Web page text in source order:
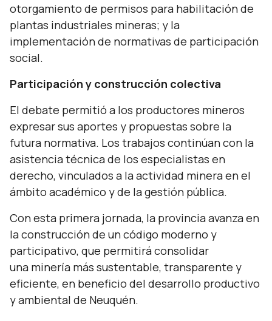
otorgamiento de permisos para habilitación de
plantas industriales mineras; y la
implementación de normativas de participación
social.
Participación y construcción colectiva
El debate permitió a los productores mineros
expresar sus aportes y propuestas sobre la
futura normativa. Los trabajos continúan con la
asistencia técnica de los especialistas en
derecho, vinculados a la actividad minera en el
ámbito académico y de la gestión pública.
Con esta primera jornada, la provincia avanza en
la construcción de un código moderno y
participativo, que permitirá consolidar
una minería más sustentable, transparente y
eficiente, en beneficio del desarrollo productivo
y ambiental de Neuquén.